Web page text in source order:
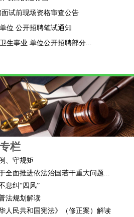
试前现场资格审查公告
位 公开招聘笔试通知
生事业 单位公开招聘部分...
栏
、守规矩
于全面推进依法治国若干重大问题...
息纠“四风”
法规划解读
华人民共和国宪法》（修正案）解读